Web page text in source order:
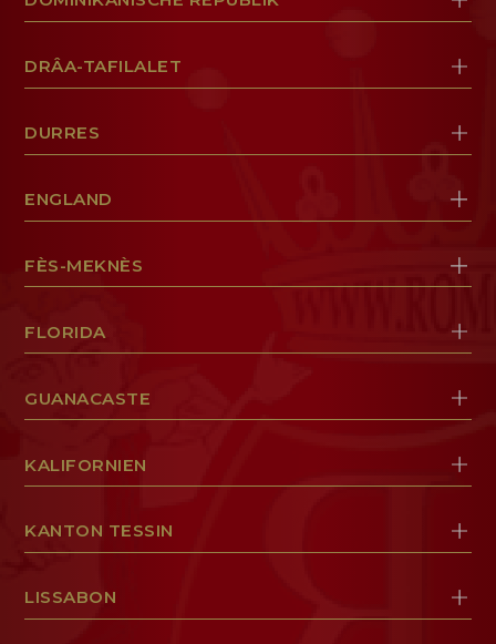
DRÂA-TAFILALET
DURRES
ENGLAND
FÈS-MEKNÈS
FLORIDA
GUANACASTE
KALIFORNIEN
KANTON TESSIN
LISSABON